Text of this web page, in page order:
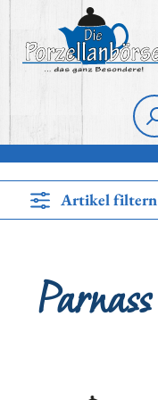
springen
Artikel filtern
Parnass